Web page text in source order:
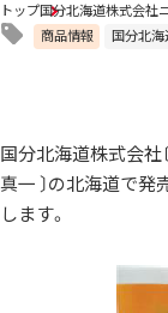
トップ国分北海道株式会社
商品情報
国分北海
国分北海道株式会社
真一 〕の北海道で
します。